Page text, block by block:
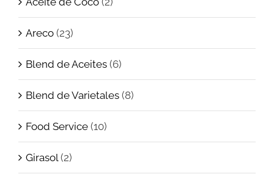
Areco (23)
Blend de Aceites (6)
Blend de Varietales (8)
Food Service (10)
Girasol (2)